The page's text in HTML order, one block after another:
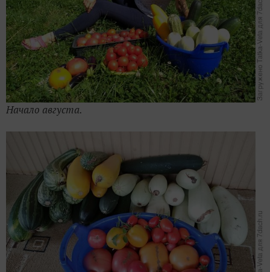
Начало августа.